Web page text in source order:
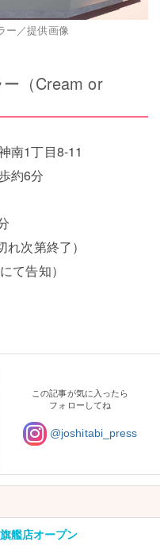
ー／提供画像
（Cream or
南1丁目8-11
約6分
次第終了）
て告知）
この記事が気に入ったら
フォローしてね
@joshitabi_press
艦店オープン